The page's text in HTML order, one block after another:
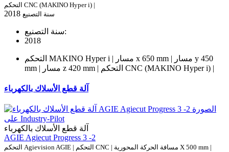
التحكم CNC (MAKINO Hyper i) |
سنة التصنيع
سنة التصنيع:
2018
التحكم MAKINO Hyper i | مسار x 650 mm | مسار y 450
mm | مسار z 420 mm | التحكم CNC (MAKINO Hyper i) |
آلة قطع الأسلاك بالكهرباء
آلة قطع الأسلاك بالكهرباء
AGIE Agiecut Progress 3 -2
التحكم Agievision AGIE | التحكم CNC | مسافة الحركة المحورية X 500 mm |